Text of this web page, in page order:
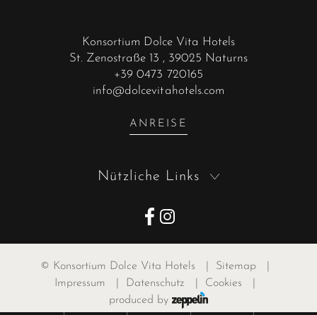
Konsortium Dolce Vita Hotels
St. Zenostraße 13 , 39025 Naturns
+39 0473 720165
info@dolcevitahotels.com
ANREISE
Nützliche Links
© Konsortium Dolce Vita Hotels Sitemap
Impressum
Datenschutz Cookies
produced by